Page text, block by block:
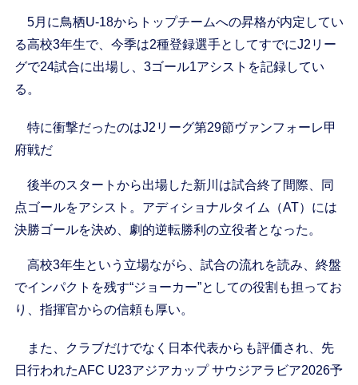
5月に鳥栖U-18からトップチームへの昇格が内定してい
る高校3年生で、今季は2種登録選手としてすでにJ2リー
グで24試合に出場し、3ゴール1アシストを記録してい
る。
特に衝撃だったのはJ2リーグ第29節ヴァンフォーレ甲
府戦だ
後半のスタートから出場した新川は試合終了間際、同
点ゴールをアシスト。アディショナルタイム（AT）には
決勝ゴールを決め、劇的逆転勝利の立役者となった。
高校3年生という立場ながら、試合の流れを読み、終盤
でインパクトを残す“ジョーカー”としての役割も担ってお
り、指揮官からの信頼も厚い。
また、クラブだけでなく日本代表からも評価され、先
日行われたAFC U23アジアカップ サウジアラビア2026予